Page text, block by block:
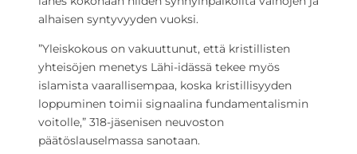
alhaisen syntyvyyden vuoksi.
”Yleiskokous on vakuuttunut, että kristillisten
yhteisöjen menetys Lähi-idässä tekee myös
islamista vaarallisempaa, koska kristillisyyden
loppuminen toimii signaalina fundamentalismin
voitolle,” 318-jäsenisen neuvoston
päätöslauselmassa sanotaan.